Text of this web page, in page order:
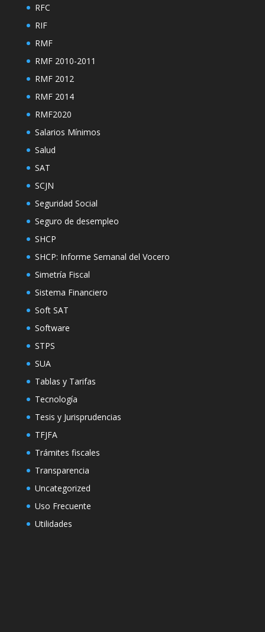
RFC
RIF
RMF
RMF 2010-2011
RMF 2012
RMF 2014
RMF2020
Salarios Mínimos
Salud
SAT
SCJN
Seguridad Social
Seguro de desempleo
SHCP
SHCP: Informe Semanal del Vocero
Simetría Fiscal
Sistema Financiero
Soft SAT
Software
STPS
SUA
Tablas y Tarifas
Tecnología
Tesis y Jurisprudencias
TFJFA
Trámites fiscales
Transparencia
Uncategorized
Uso Frecuente
Utilidades